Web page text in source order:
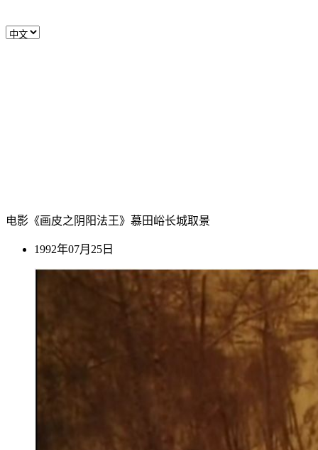
电影《画皮之阴阳法王》慕田峪长城取景
1992年07月25日